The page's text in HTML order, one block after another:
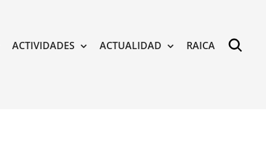
ACTIVIDADES ACTUALIDAD RAICA